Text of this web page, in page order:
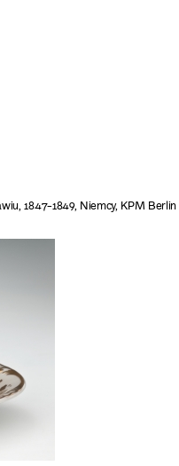
1847-1849, Niemcy, KPM Berlin